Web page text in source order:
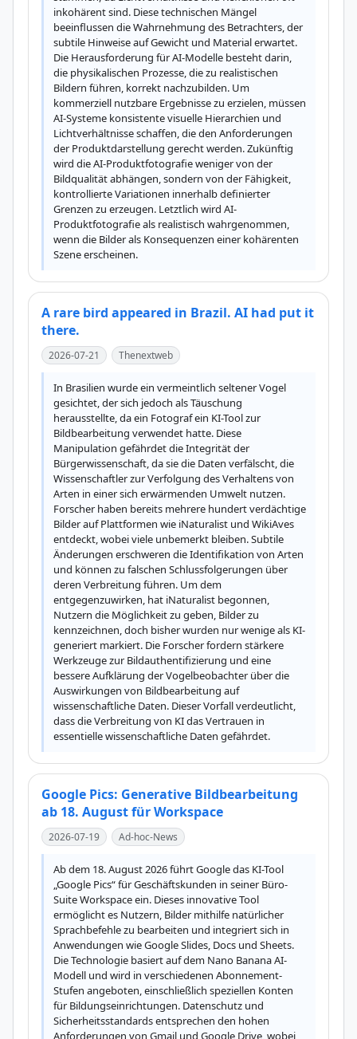
inkohärent sind. Diese technischen Mängel
beeinflussen die Wahrnehmung des Betrachters, der
subtile Hinweise auf Gewicht und Material erwartet.
Die Herausforderung für AI-Modelle besteht darin,
die physikalischen Prozesse, die zu realistischen
Bildern führen, korrekt nachzubilden. Um
kommerziell nutzbare Ergebnisse zu erzielen, müssen
AI-Systeme konsistente visuelle Hierarchien und
Lichtverhältnisse schaffen, die den Anforderungen
der Produktdarstellung gerecht werden. Zukünftig
wird die AI-Produktfotografie weniger von der
Bildqualität abhängen, sondern von der Fähigkeit,
kontrollierte Variationen innerhalb definierter
Grenzen zu erzeugen. Letztlich wird AI-
Produktfotografie als realistisch wahrgenommen,
wenn die Bilder als Konsequenzen einer kohärenten
Szene erscheinen.
A rare bird appeared in Brazil. AI had put it
there.
2026-07-21 Thenextweb
In Brasilien wurde ein vermeintlich seltener Vogel
gesichtet, der sich jedoch als Täuschung
herausstellte, da ein Fotograf ein KI-Tool zur
Bildbearbeitung verwendet hatte. Diese
Manipulation gefährdet die Integrität der
Bürgerwissenschaft, da sie die Daten verfälscht, die
Wissenschaftler zur Verfolgung des Verhaltens von
Arten in einer sich erwärmenden Umwelt nutzen.
Forscher haben bereits mehrere hundert verdächtige
Bilder auf Plattformen wie iNaturalist und WikiAves
entdeckt, wobei viele unbemerkt bleiben. Subtile
Änderungen erschweren die Identifikation von Arten
und können zu falschen Schlussfolgerungen über
deren Verbreitung führen. Um dem
entgegenzuwirken, hat iNaturalist begonnen,
Nutzern die Möglichkeit zu geben, Bilder zu
kennzeichnen, doch bisher wurden nur wenige als KI-
generiert markiert. Die Forscher fordern stärkere
Werkzeuge zur Bildauthentifizierung und eine
bessere Aufklärung der Vogelbeobachter über die
Auswirkungen von Bildbearbeitung auf
wissenschaftliche Daten. Dieser Vorfall verdeutlicht,
dass die Verbreitung von KI das Vertrauen in
essentielle wissenschaftliche Daten gefährdet.
Google Pics: Generative Bildbearbeitung
ab 18. August für Workspace
2026-07-19 Ad-hoc-News
Ab dem 18. August 2026 führt Google das KI-Tool
„Google Pics“ für Geschäftskunden in seiner Büro-
Suite Workspace ein. Dieses innovative Tool
ermöglicht es Nutzern, Bilder mithilfe natürlicher
Sprachbefehle zu bearbeiten und integriert sich in
Anwendungen wie Google Slides, Docs und Sheets.
Die Technologie basiert auf dem Nano Banana AI-
Modell und wird in verschiedenen Abonnement-
Stufen angeboten, einschließlich speziellen Konten
für Bildungseinrichtungen. Datenschutz und
Sicherheitsstandards entsprechen den hohen
Anforderungen von Gmail und Google Drive, wobei